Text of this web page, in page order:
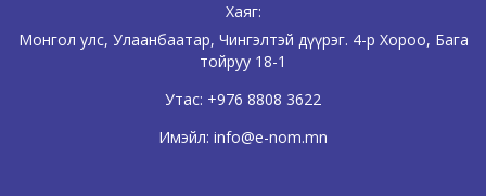
Хаяг:
Монгол улс, Улаанбаатар, Чингэлтэй дүүрэг. 4-р Хороо, Бага
тойруу 18-1
Утас: +976 8808 3622
Имэйл: info@e-nom.mn